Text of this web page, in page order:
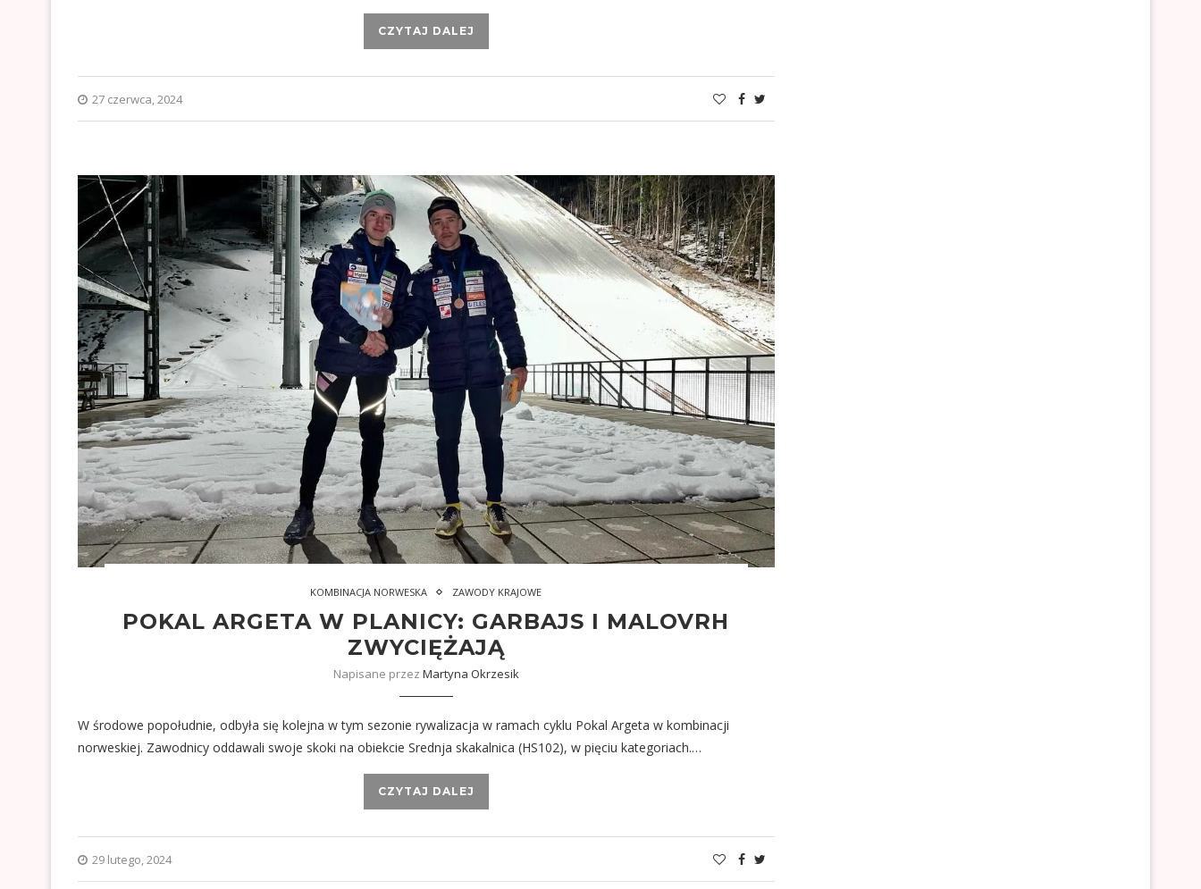
CZYTAJ DALEJ
27 czerwca, 2024
KOMBINACJA NORWESKA ZAWODY KRAJOWE
POKAL ARGETA W PLANICY: GARBAJS I MALOVRH
ZWYCIĘŻAJĄ
Napisane przez Martyna Okrzesik
W środowe popołudnie, odbyła się kolejna w tym sezonie rywalizacja w ramach cyklu Pokal Argeta w kombinacji
norweskiej. Zawodnicy oddawali swoje skoki na obiekcie Srednja skakalnica (HS102), w pięciu kategoriach.…
CZYTAJ DALEJ
29 lutego, 2024